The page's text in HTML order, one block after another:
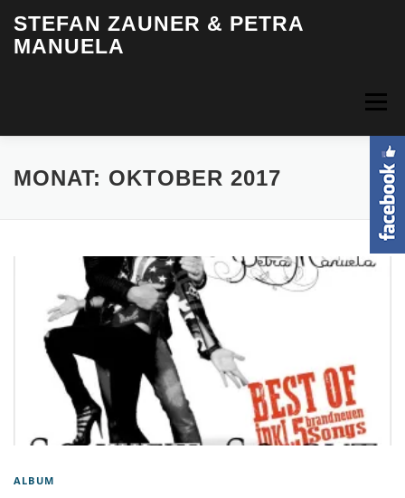
Inhalt
springen
STEFAN ZAUNER & PETRA
MANUELA
Menü
HOME BIOGRAFIE MUSIK VIDEOS
MONAT: OKTOBER 2017
ALBUM